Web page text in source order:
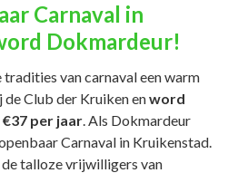
Carnaval in
Dokmardeur!
van carnaval een warm
de Club der Kruiken enword
€37 per jaar. Als Dokmardeur
Carnaval in Kruikenstad.
talloze vrijwilligers van